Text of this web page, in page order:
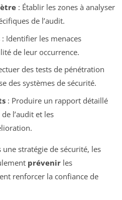
: Établir les zones à analyser
de l’audit.
: Identifier les menaces
de leur occurrence.
des tests de pénétration
des systèmes de sécurité.
: Produire un rapport détaillé
l’audit et les
une stratégie de sécurité, les
prévenir les
renforcer la confiance de